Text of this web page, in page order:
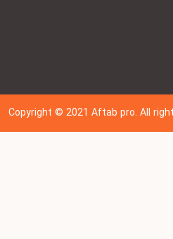
Copyright © 202 1Aftab pro. All